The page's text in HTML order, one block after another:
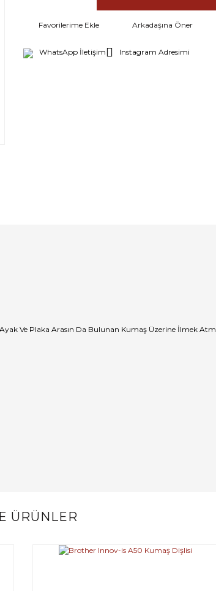
Arkadaşına Öner
WhatsApp İletişim Instagram Adresimi
Ve Plaka Arasın Da Bulunan Kumaş Üzerine İlmek
yorumu siz yapın!
ÜRÜNLER